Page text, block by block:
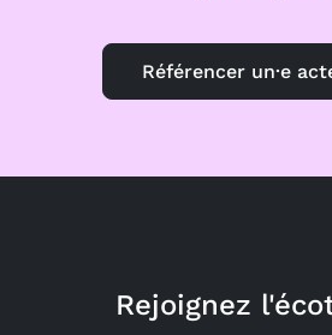
Référencer un·e
Rejoignez